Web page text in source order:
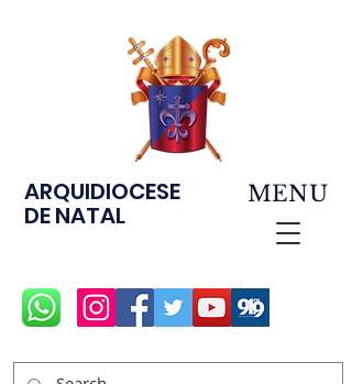
ARQUIDIOCESE
DE NATAL
MENU